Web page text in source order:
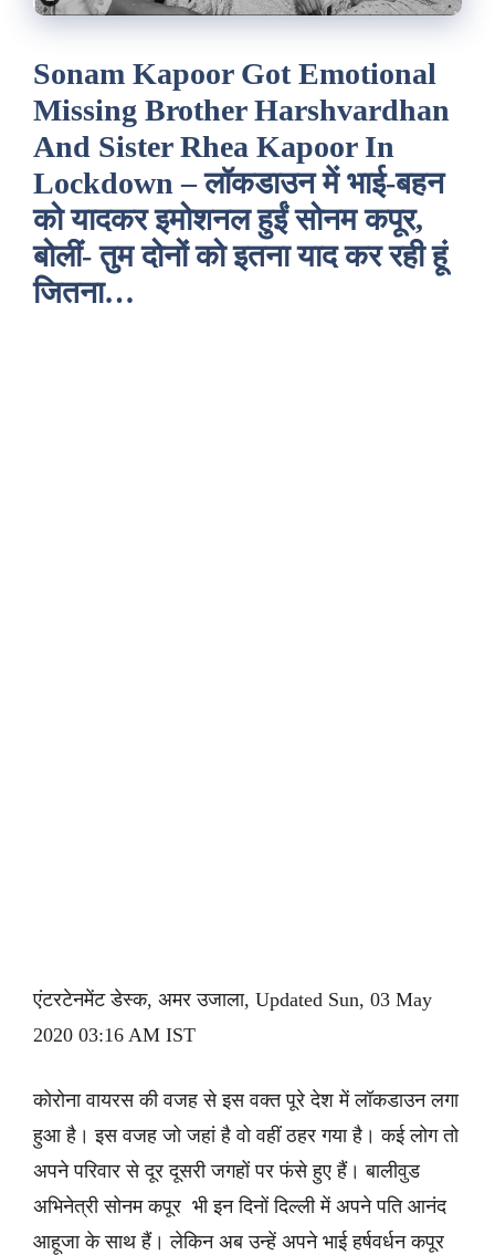
Sonam Kapoor Got Emotional
Missing Brother Harshvardhan
And Sister Rhea Kapoor In
Lockdown – लॉकडाउन में भाई-बहन
को यादकर इमोशनल हुईं सोनम कपूर,
बोलीं- तुम दोनों को इतना याद कर रही हूं
जितना…
एंटरटेनमेंट डेस्क, अमर उजाला, Updated Sun, 03 May
2020 03:16 AM IST
कोरोना वायरस की वजह से इस वक्त पूरे देश में लॉकडाउन लगा
हुआ है। इस वजह जो जहां है वो वहीं ठहर गया है। कई लोग तो
अपने परिवार से दूर दूसरी जगहों पर फंसे हुए हैं। बालीवुड
अभिनेत्री सोनम कपूर भी इन दिनों दिल्ली में अपने पति आनंद
आहूजा के साथ हैं। लेकिन अब उन्हें अपने भाई हर्षवर्धन कपूर